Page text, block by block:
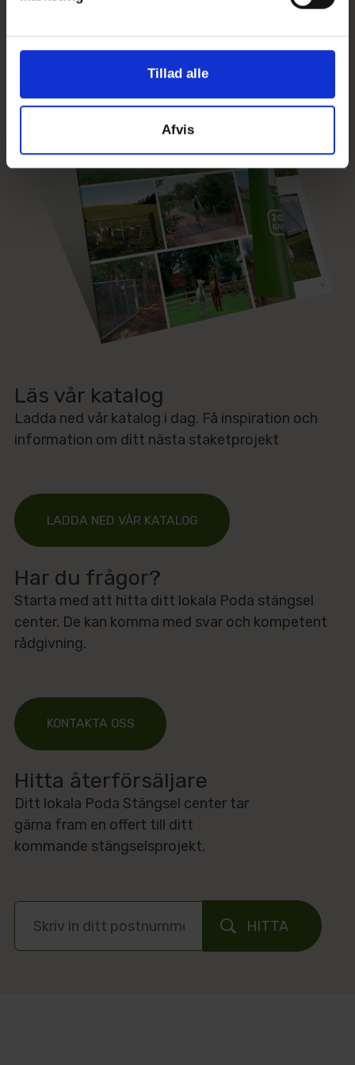
Tillad alle
Afvis
Läs vår katalog
Ladda ned vår katalog i dag. Få inspiration och
information om ditt nästa staketprojekt
LADDA NED VÅR KATALOG
Har du frågor?
Starta med att hitta ditt lokala Poda stängsel
center. De kan komma med svar och kompetent
rådgivning.
KONTAKTA OSS
Hitta återförsäljare
Ditt lokala Poda Stängsel center tar
gärna fram en offert till ditt
kommande stängselsprojekt.
HITTA